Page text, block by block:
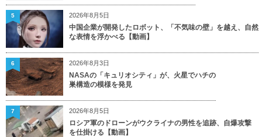
2026年8月5日
中国企業が開発したロボット、「不気味の壁」を越え、自然
な表情を浮かべる【動画】
5
2026年8月3日
NASAの「キュリオシティ」が、火星でハチの
巣構造の模様を発見
6
2026年8月5日
ロシア軍のドローンがウクライナの男性を追跡、自爆攻撃
を仕掛ける【動画】
7